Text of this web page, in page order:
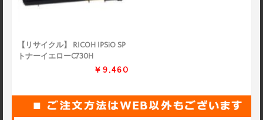
【リサイクル】 RICOH IPSiO SP
トナーイエローC730H
￥9,460